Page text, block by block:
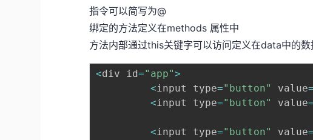
指令可以简写为@
绑定的方法定义在methods 属性中
方法内部通过this关键字可以访问定义在data中的数
<div id="app">
<input type="button" value=
<input type="button" value=
<input type="button" value=